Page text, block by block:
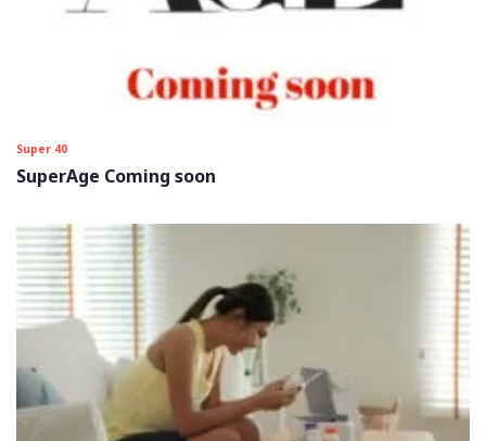
Super 40
SuperAge Coming soon